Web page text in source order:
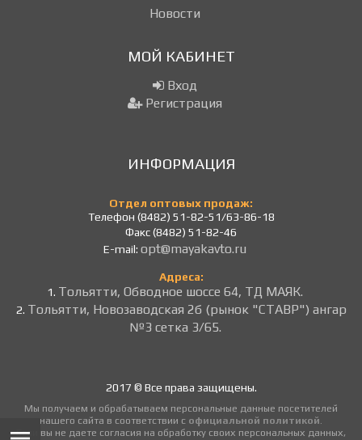
Новости
МОЙ КАБИНЕТ
Вход
Регистрация
ИНФОРМАЦИЯ
Отдел оптовых продаж:
Телефон (8482) 51-82-51/63-86-18
Факс (8482) 51-82-46
E-mail: opt@mayakavto.ru
Адреса:
1. Тольятти, Обводное шоссе 64, ТД МАЯК.
2. Тольятти, Новозаводская 2б (рынок "СТАВР") ангар
№3 сетка 3/65.
2017 © Все права защищены.
Мы получаем и обрабатываем персональные данные посетителей
нашего сайта в соответствии с официальной политикой.
Если вы не даете согласия на обработку своих персональных данных,